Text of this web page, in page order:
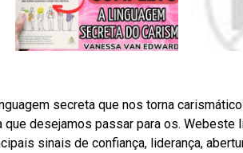
secreta que nos torna
que desejamos passar para os.
sinais de confiança, liderança,